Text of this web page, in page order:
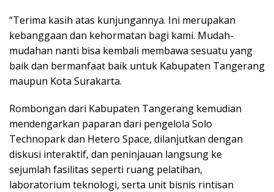
“Terima kasih atas kunjungannya. Ini merupakan
kebanggaan dan kehormatan bagi kami. Mudah-
mudahan nanti bisa kembali membawa sesuatu yang
baik dan bermanfaat baik untuk Kabupaten Tangerang
maupun Kota Surakarta.
‎Rombongan dari Kabupaten Tangerang kemudian
mendengarkan paparan dari pengelola Solo
Technopark dan Hetero Space, dilanjutkan dengan
diskusi interaktif, dan peninjauan langsung ke
sejumlah fasilitas seperti ruang pelatihan,
laboratorium teknologi, serta unit bisnis rintisan